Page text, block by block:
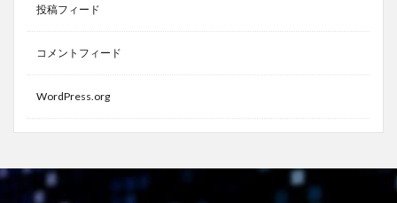
投稿フィード
コメントフィード
WordPress.org